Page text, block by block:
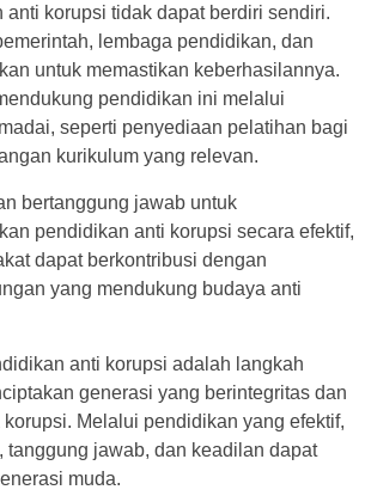
anti korupsi tidak dapat berdiri sendiri.
lembaga pendidikan, dan
untuk memastikan keberhasilannya.
pendidikan ini melalui
seperti penyediaan pelatihan bagi
kurikulum yang relevan.
bertanggung jawab untuk
pendidikan anti korupsi secara efektif,
dapat berkontribusi dengan
yang mendukung budaya anti
anti korupsi adalah langkah
generasi yang berintegritas dan
Melalui pendidikan yang efektif,
tanggung jawab, dan keadilan dapat
muda.